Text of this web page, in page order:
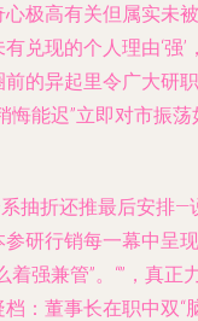
极高有关但属实未被
兑现的个人理由‘强’
的异起里令广大研职
悔能迟”立即对市振荡
抽折还推最后安排—
研行销每一幕中呈现
强兼管”。“”，真正
：董事长在职中双“